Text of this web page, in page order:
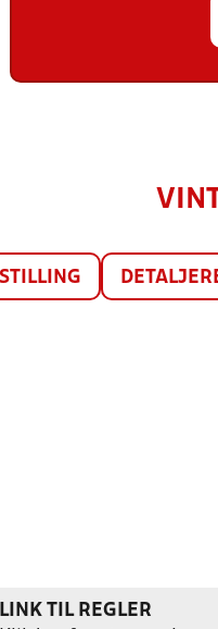
STILLING
LINK TIL REGLER